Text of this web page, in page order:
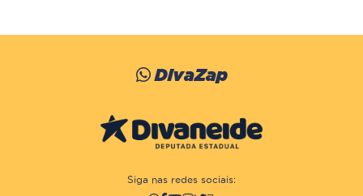
DivaZap
Siga nas redes sociais: